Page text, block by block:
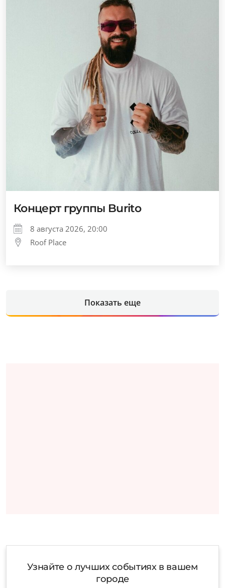
Концерт группы Burito
8 августа 2026, 20:00
Roof Place
Показать еще
Узнайте о лучших событиях в вашем
городе